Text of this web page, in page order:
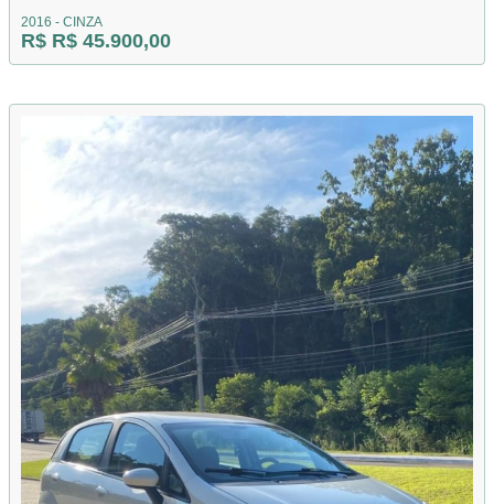
2016 - CINZA
R$ R$ 45.900,00